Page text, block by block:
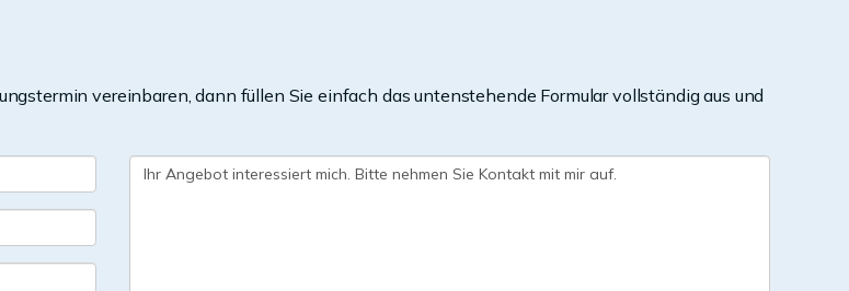
vereinbaren, dann füllen Sie einfach das untenstehende Formular vollständig aus und